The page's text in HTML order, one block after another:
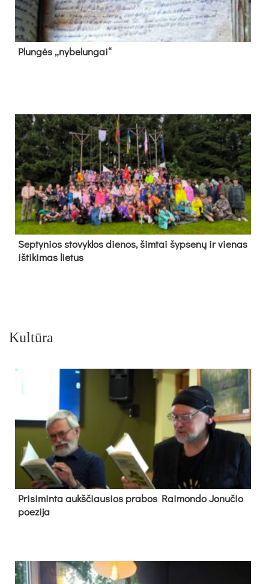
Plun­gės „ny­be­lun­gai“
Sep­ty­nios sto­vyk­los die­nos, šim­tai šyp­se­nų ir vie­nas
iš­ti­ki­mas lie­tus
Kultūra
Pri­si­min­ta aukš­čiau­sios pra­bos Rai­mon­do Jo­nu­čio
poe­zi­ja